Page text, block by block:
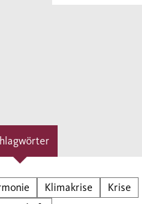
Klimakrise
Krise